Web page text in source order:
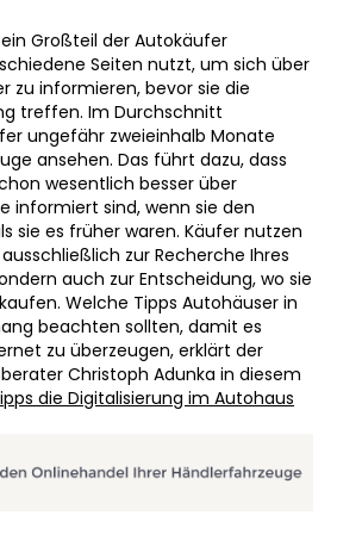
Großteil der Autokäufer
Seiten nutzt, um sich über
zu informieren, bevor sie die
treffen. Im Durchschnitt
ungefähr zweieinhalb Monate
ansehen. Das führt dazu, dass
wesentlich besser über
informiert sind, wenn sie den
sie es früher waren. Käufer nutzen
zur Recherche Ihres
auch zur Entscheidung, wo sie
Welche Tipps Autohäuser in
beachten sollten, damit es
zu überzeugen, erklärt der
Christoph Adunka in diesem
die Digitalisierung im Autohaus